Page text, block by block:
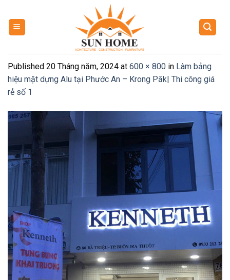
content
Published 20 Tháng năm, 2024 at 600 × 800 in Làm bảng
hiệu mặt dựng Alu tại Phước An – Krong Păk| Thi công giá
rẻ số 1